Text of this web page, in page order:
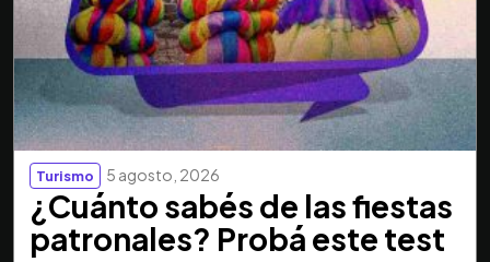
Turismo 5 agosto, 2026
¿Cuánto sabés de las fiestas
patronales? Probá este test